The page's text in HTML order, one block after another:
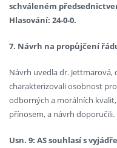
schváleném
Hlasování: 24-0-0.
7. Návrh na propůjčení
Návrh uvedla dr. Jettmarová,
charakterizovali osobnost
odborných a morálních
přínosem, a návrh doporučili.
Usn. 9: AS souhlasí s